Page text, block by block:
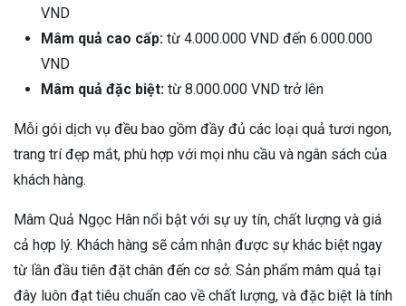
VND
Mâm quả cao cấp: từ 4.000.000 VND đến 6.000.000
VND
Mâm quả đặc biệt: từ 8.000.000 VND trở lên
Mỗi gói dịch vụ đều bao gồm đầy đủ các loại quả tươi ngon,
trang trí đẹp mắt, phù hợp với mọi nhu cầu và ngân sách của
khách hàng.
Mâm Quả Ngọc Hân nổi bật với sự uy tín, chất lượng và giá
cả hợp lý. Khách hàng sẽ cảm nhận được sự khác biệt ngay
từ lần đầu tiên đặt chân đến cơ sở. Sản phẩm mâm quả tại
đây luôn đạt tiêu chuẩn cao về chất lượng, và đặc biệt là tính